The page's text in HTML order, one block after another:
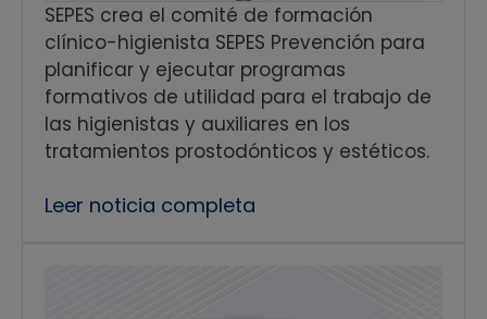
SEPES crea el comité de formación
clínico-higienista SEPES Prevención para
planificar y ejecutar programas
formativos de utilidad para el trabajo de
las higienistas y auxiliares en los
tratamientos prostodónticos y estéticos.
Leer noticia completa